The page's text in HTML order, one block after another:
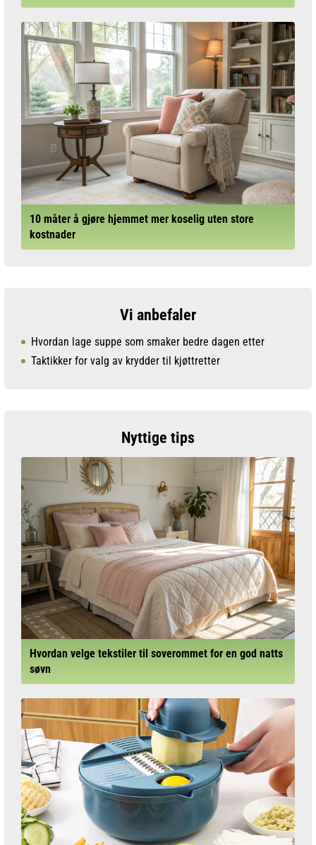
10 måter å gjøre hjemmet mer koselig uten store
kostnader
Vi anbefaler
Hvordan lage suppe som smaker bedre dagen etter
Taktikker for valg av krydder til kjøttretter
Nyttige tips
Hvordan velge tekstiler til soverommet for en god natts
søvn